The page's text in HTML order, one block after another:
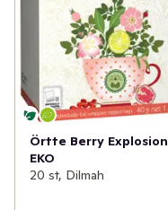
Örtte Berry Explosion
EKO
20 st, Dilmah